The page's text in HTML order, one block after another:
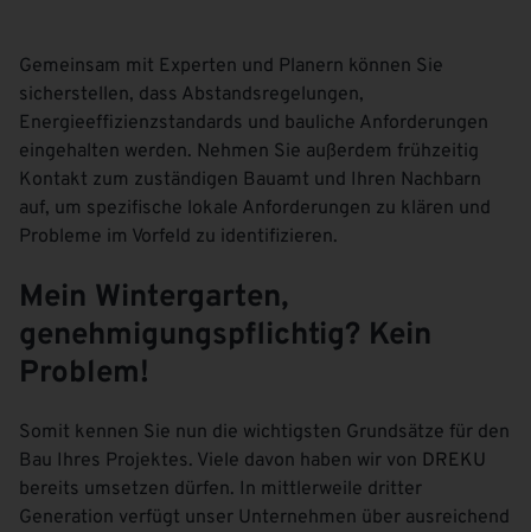
Gemeinsam mit Experten und Planern können Sie
sicherstellen, dass Abstandsregelungen,
Energieeffizienzstandards und bauliche Anforderungen
eingehalten werden. Nehmen Sie außerdem frühzeitig
Kontakt zum zuständigen Bauamt und Ihren Nachbarn
auf, um spezifische lokale Anforderungen zu klären und
Probleme im Vorfeld zu identifizieren.
Mein Wintergarten,
genehmigungspflichtig? Kein
Problem!
Somit kennen Sie nun die wichtigsten Grundsätze für den
Bau Ihres Projektes. Viele davon haben wir von DREKU
bereits umsetzen dürfen. In mittlerweile dritter
Generation verfügt unser Unternehmen über ausreichend